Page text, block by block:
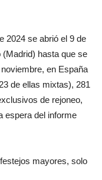
2024 se abrió el 9 de
(Madrid) hasta que se
en España
de ellas mixtas), 281
de rejoneo,
espera del informe
mayores, solo